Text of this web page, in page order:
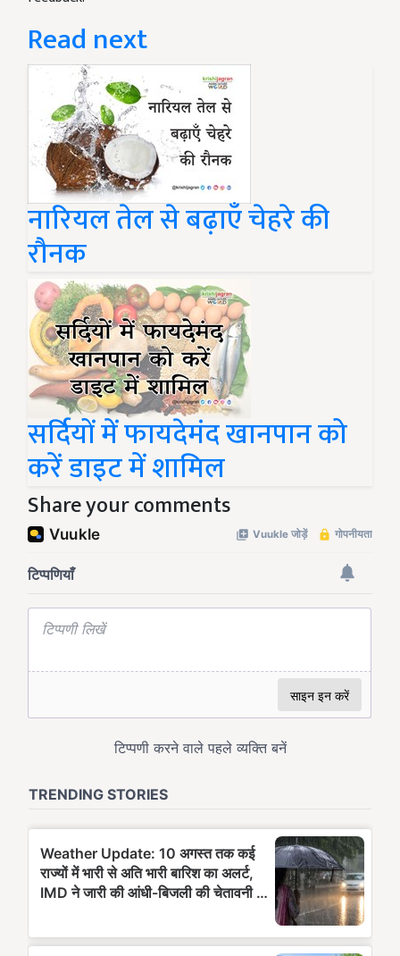
Read next
नारियल तेल से बढ़ाएँ चेहरे की
रौनक
सर्दियों में फायदेमंद खानपान को
करें डाइट में शामिल
Share your comments